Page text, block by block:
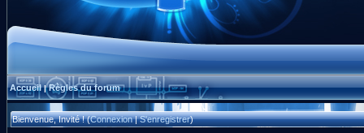
Accueil|Règles du forum
Bienvenue, Invité ! (Connexion|S'enregistrer)